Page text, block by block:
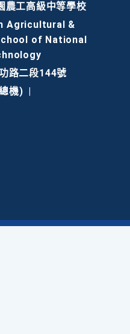
農工高級中等學校
Agricultural &
of National
路二段144號
機)